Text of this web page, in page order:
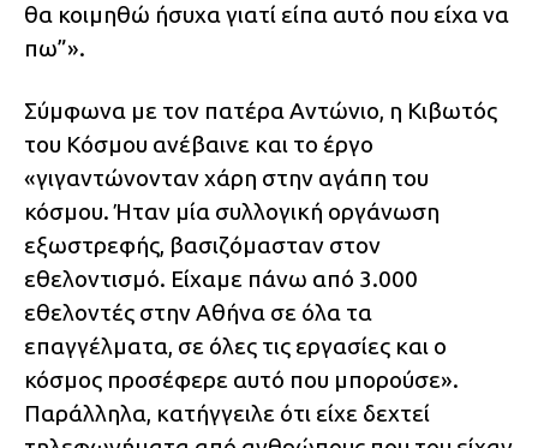
θα κοιμηθώ ήσυχα γιατί είπα αυτό που είχα να
πω”».
Σύμφωνα με τον πατέρα Αντώνιο, η Κιβωτός
του Κόσμου ανέβαινε και το έργο
«γιγαντώνονταν χάρη στην αγάπη του
κόσμου. Ήταν μία συλλογική οργάνωση
εξωστρεφής, βασιζόμασταν στον
εθελοντισμό. Είχαμε πάνω από 3.000
εθελοντές στην Αθήνα σε όλα τα
επαγγέλματα, σε όλες τις εργασίες και ο
κόσμος προσέφερε αυτό που μπορούσε».
Παράλληλα, κατήγγειλε ότι είχε δεχτεί